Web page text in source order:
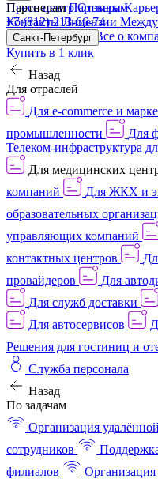
Пресс-центрОтзывы
КонтактыЛицензии
и деловая этика Все о
ПартнерамПартнерам
+7 (812) 213-66-74
Санкт-Петербург
Купить в 1 клик
Назад
Для отраслей
Для e-commerce и
промышленности
Для
Телеком-инфраструктура
Для медицинских
компаний
Для ЖКХ и
образовательных
управляющих компаний
контактных центров
провайдеров
Для
Для служб доставки
Для автосервисов
Решения для гостиниц и
Служба персонала
Назад
По задачам
Организация
сотрудников
филиалов